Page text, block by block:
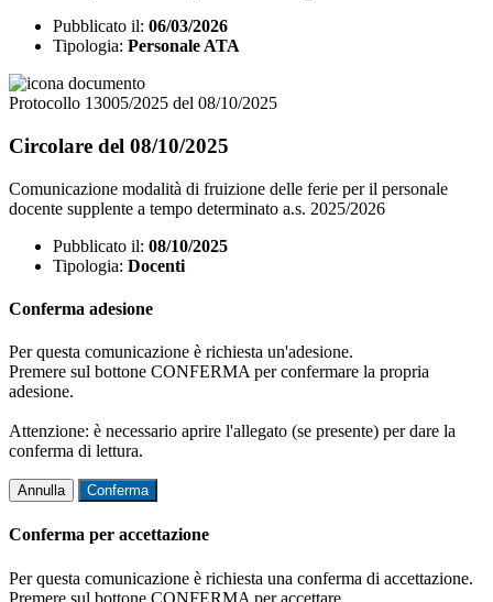
Pubblicato il: 06/03/2026
Tipologia: Personale ATA
Protocollo 13005/2025 del 08/10/2025
Circolare del 08/10/2025
Comunicazione modalità di fruizione delle ferie per il personale
docente supplente a tempo determinato a.s. 2025/2026
Pubblicato il: 08/10/2025
Tipologia: Docenti
Conferma adesione
Per questa comunicazione è richiesta un'adesione.
Premere sul bottone CONFERMA per confermare la propria
adesione.
Attenzione: è necessario aprire l'allegato (se presente) per dare la
conferma di lettura.
Annulla Conferma
Conferma per accettazione
Per questa comunicazione è richiesta una conferma di accettazione.
Premere sul bottone CONFERMA per accettare.